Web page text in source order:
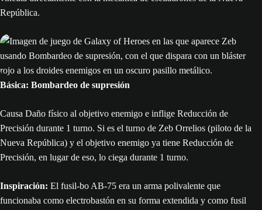
República.
Básica: Bombardeo de supresión
Causa Daño físico al objetivo enemigo e inflige Reducción de
Precisión durante 1 turno. Si es el turno de Zeb Orrelios (piloto de la
Nueva República) y el objetivo enemigo ya tiene Reducción de
Precisión, en lugar de eso, lo ciega durante 1 turno.
Inspiración: El fusil-bo AB-75 era un arma polivalente que
funcionaba como electrobastón en su forma extendida y como fusil